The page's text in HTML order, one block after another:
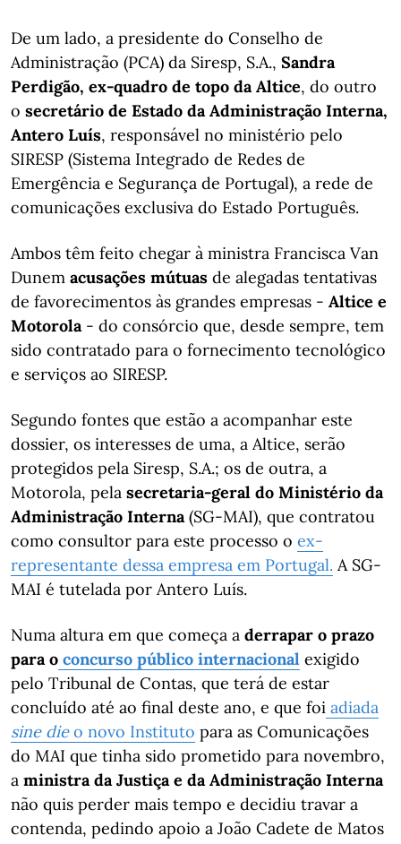
De um lado, a presidente do Conselho de
Administração (PCA) da Siresp, S.A., Sandra
Perdigão, ex-quadro de topo da Altice, do outro
o secretário de Estado da Administração Interna,
Antero Luís, responsável no ministério pelo
SIRESP (Sistema Integrado de Redes de
Emergência e Segurança de Portugal), a rede de
comunicações exclusiva do Estado Português.
Ambos têm feito chegar à ministra Francisca Van
Dunem acusações mútuas de alegadas tentativas
de favorecimentos às grandes empresas - Altice e
Motorola - do consórcio que, desde sempre, tem
sido contratado para o fornecimento tecnológico
e serviços ao SIRESP.
Segundo fontes que estão a acompanhar este
dossier, os interesses de uma, a Altice, serão
protegidos pela Siresp, S.A.; os de outra, a
Motorola, pela secretaria-geral do Ministério da
Administração Interna(SG-MAI), que contratou
como consultor para este processo o ex-
representante dessa empresa em Portugal. A SG-
MAI é tutelada por Antero Luís.
Numa altura em que começa a derrapar o prazo
para o concurso público internacional exigido
pelo Tribunal de Contas, que terá de estar
concluído até ao final deste ano, e que foi adiada
sine dieo novo Instituto para as Comunicações
do MAI que tinha sido prometido para novembro,
a ministra da Justiça e da Administração Interna
não quis perder mais tempo e decidiu travar a
contenda, pedindo apoio a João Cadete de Matos ​​​​​